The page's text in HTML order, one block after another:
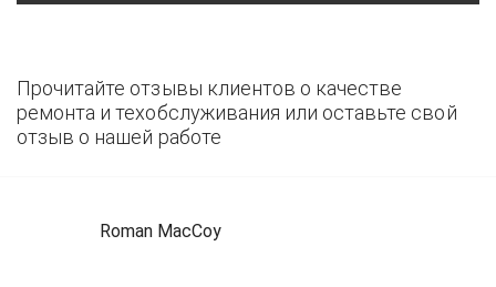
Прочитайте отзывы клиентов о качестве
ремонта и техобслуживания или оставьте свой
отзыв о нашей работе
Roman MacCoy